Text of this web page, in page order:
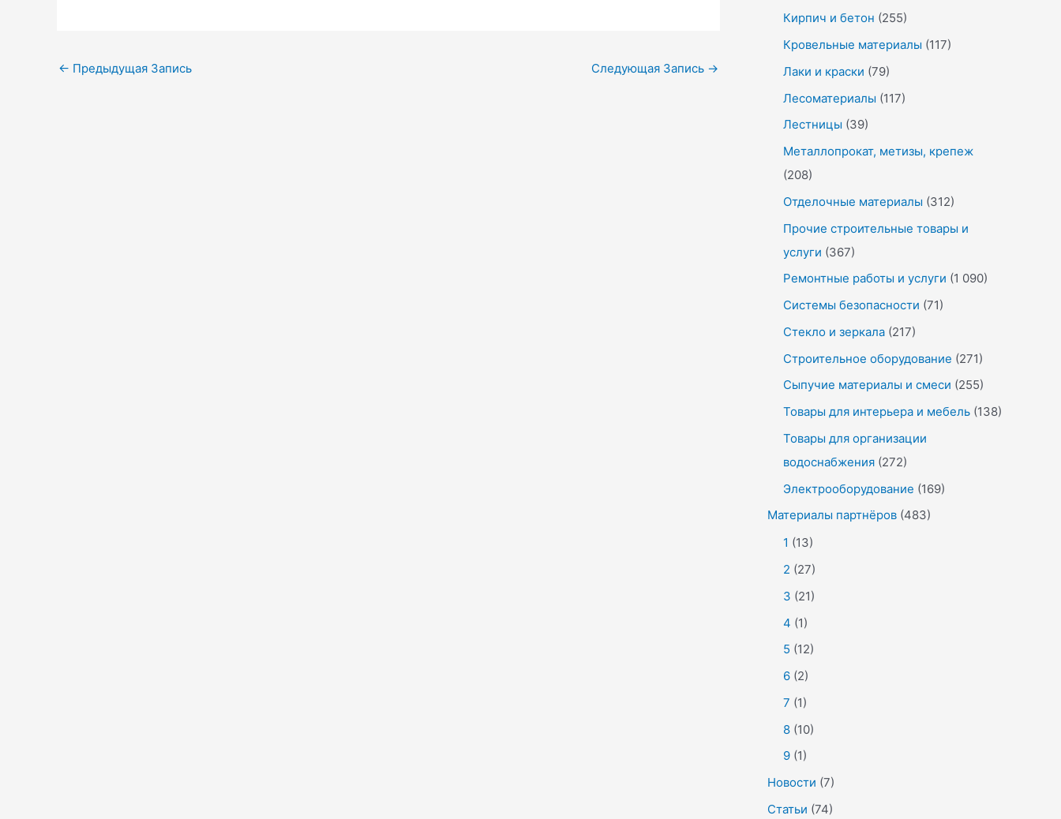
Навигация
← Предыдущая Запись Следующая Запись →
Кирпич и бетон (255)
Кровельные материалы (117)
Лаки и краски (79)
Лесоматериалы (117)
Лестницы (39)
Металлопрокат, метизы, крепеж
(208)
Отделочные материалы (312)
Прочие строительные товары и
услуги (367)
Ремонтные работы и услуги (1 090)
Системы безопасности (71)
Стекло и зеркала (217)
Строительное оборудование (271)
Сыпучие материалы и смеси (255)
Товары для интерьера и мебель (138)
Товары для организации
водоснабжения (272)
Электрооборудование (169)
Материалы партнёров (483)
1 (13)
2 (27)
3 (21)
4 (1)
5 (12)
6 (2)
7 (1)
8 (10)
9 (1)
Новости (7)
Статьи (74)